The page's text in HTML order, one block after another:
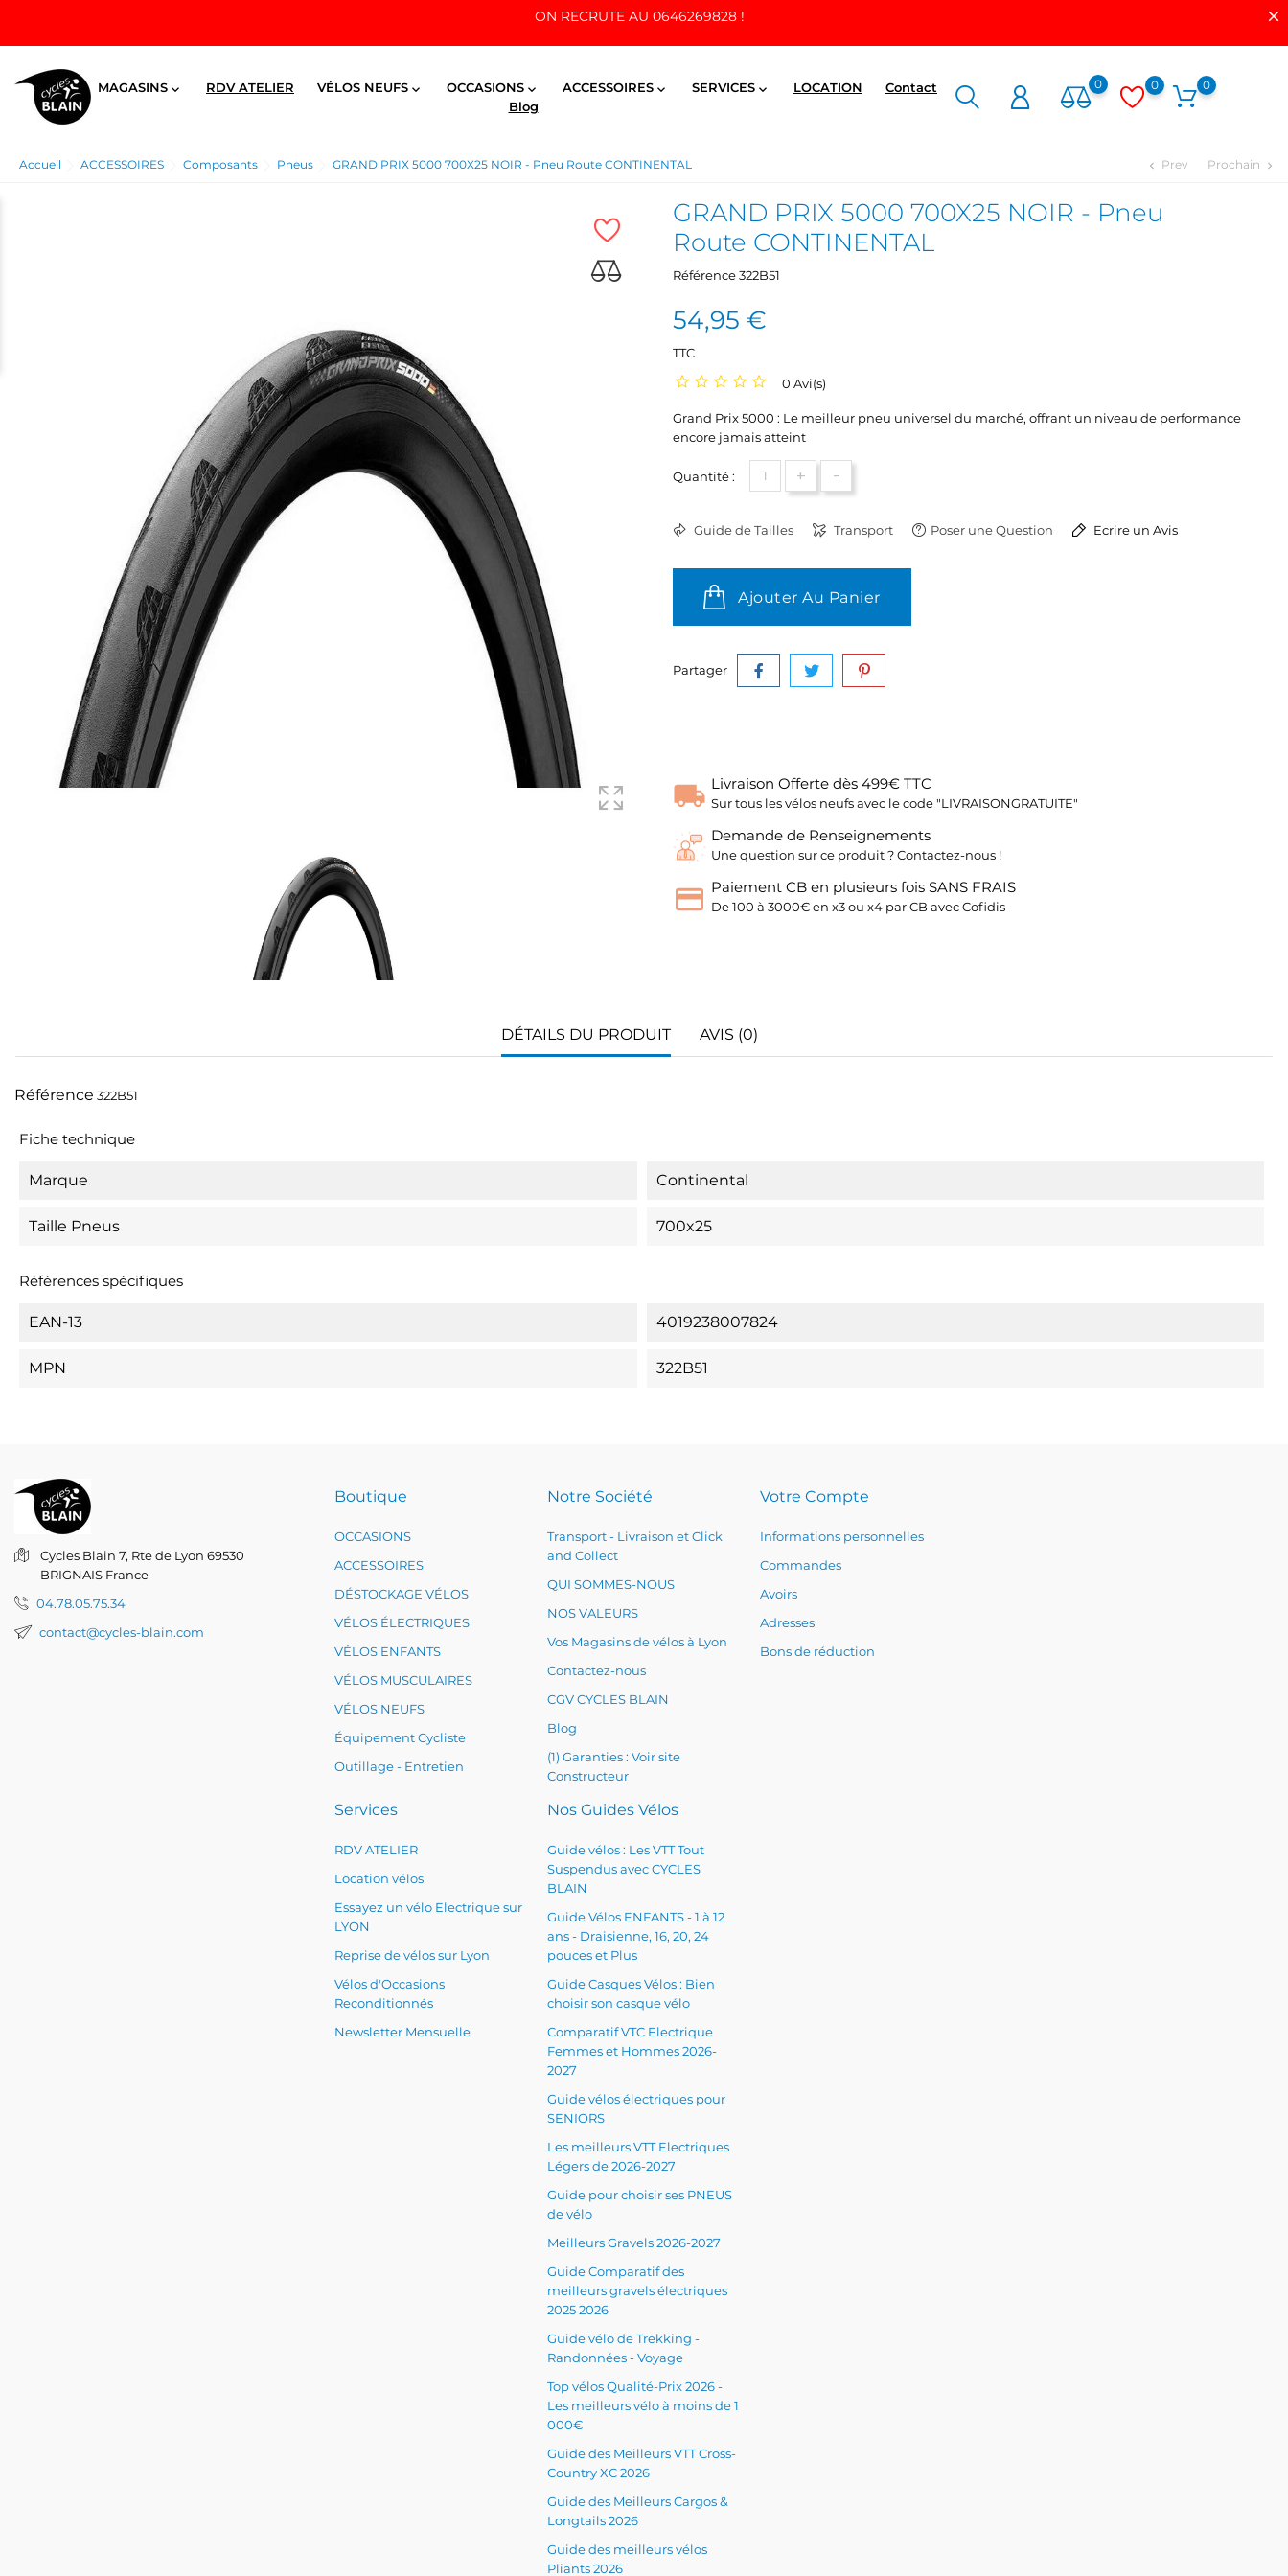
ON RECRUTE AU 0646269828 !
MAGASINS  RDV ATELIER VÉLOS NEUFS  OCCASIONS  ACCESSOIRES  SERVICES  LOCATION
Contact
Blog
0 0 0
Accueil ACCESSOIRES Composants Pneus GRAND PRIX 5000 700X25 NOIR - Pneu Route CONTINENTAL chevron_left Prev Prochain chevron_right
GRAND PRIX 5000 700X25 NOIR - Pneu
Route CONTINENTAL
Référence322B51
54,95 €
TTC
0 Avi(s)
Grand Prix 5000 : Le meilleur pneu universel du marché, offrant un niveau de performance
encore jamais atteint
Quantité : + -
Guide de Tailles Transport Poser une Question Ecrire un Avis
Ajouter Au Panier
Partager
Livraison Offerte dès 499€ TTC
Sur tous les vélos neufs avec le code "LIVRAISONGRATUITE"
Demande de Renseignements
Une question sur ce produit ? Contactez-nous !
Paiement CB en plusieurs fois SANS FRAIS
De 100 à 3000€ en x3 ou x4 par CB avec Cofidis
DÉTAILS DU PRODUIT AVIS (0)
Référence 322B51
Fiche technique
Marque Continental
Taille Pneus 700x25
Références spécifiques
EAN-13 4019238007824
MPN 322B51
Cycles Blain 7, Rte de Lyon 69530
BRIGNAIS France
04.78.05.75.34
contact@cycles-blain.com
Boutique
OCCASIONS
ACCESSOIRES
DÉSTOCKAGE VÉLOS
VÉLOS ÉLECTRIQUES
VÉLOS ENFANTS
VÉLOS MUSCULAIRES
VÉLOS NEUFS
Équipement Cycliste
Outillage - Entretien
Notre Société
Transport - Livraison et Click
and Collect
QUI SOMMES-NOUS
NOS VALEURS
Vos Magasins de vélos à Lyon
Contactez-nous
CGV CYCLES BLAIN
Blog
(1) Garanties : Voir site
Constructeur
Services
RDV ATELIER
Location vélos
Essayez un vélo Electrique sur
LYON
Reprise de vélos sur Lyon
Vélos d'Occasions
Reconditionnés
Newsletter Mensuelle
Nos Guides Vélos
Guide vélos : Les VTT Tout
Suspendus avec CYCLES
BLAIN
Guide Vélos ENFANTS - 1 à 12
ans - Draisienne, 16, 20, 24
pouces et Plus
Guide Casques Vélos : Bien
choisir son casque vélo
Comparatif VTC Electrique
Femmes et Hommes 2026-
2027
Guide vélos électriques pour
SENIORS
Les meilleurs VTT Electriques
Légers de 2026-2027
Guide pour choisir ses PNEUS
de vélo
Meilleurs Gravels 2026-2027
Guide Comparatif des
meilleurs gravels électriques
2025 2026
Guide vélo de Trekking -
Randonnées - Voyage
Top vélos Qualité-Prix 2026 -
Les meilleurs vélo à moins de 1
000€
Guide des Meilleurs VTT Cross-
Country XC 2026
Guide des Meilleurs Cargos &
Longtails 2026
Guide des meilleurs vélos
Pliants 2026
Votre Compte
Informations personnelles
Commandes
Avoirs
Adresses
Bons de réduction